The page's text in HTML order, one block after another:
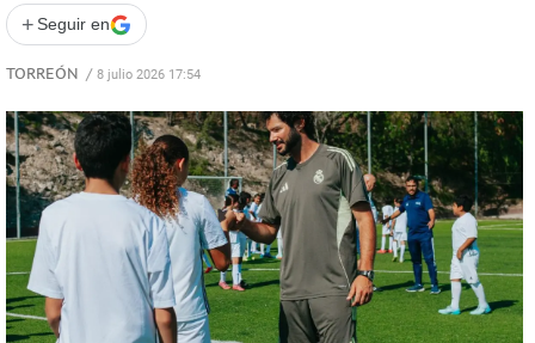
+ Seguir en
TORREÓN / 8 julio 2026 17:54